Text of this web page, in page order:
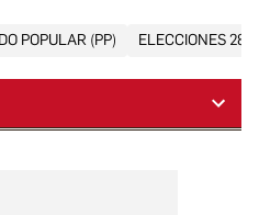
POPULAR (PP) ELECCIONES 28M